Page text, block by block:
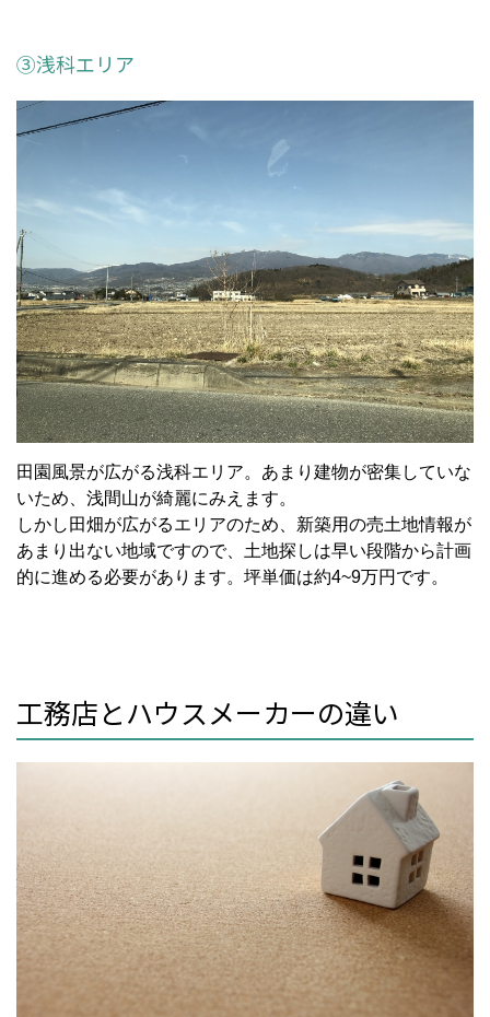
③浅科エリア
田園風景が広がる浅科エリア。あまり建物が密集していな
いため、浅間山が綺麗にみえます。
しかし田畑が広がるエリアのため、新築用の売土地情報が
あまり出ない地域ですので、土地探しは早い段階から計画
的に進める必要があります。坪単価は約4~9万円です。
工務店とハウスメーカーの違い